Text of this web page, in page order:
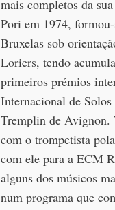
mais completos da
Pori em 1974,
Bruxelas sob
Loriers, tendo
primeiros prémios
Internacional de
Tremplin de Avignon.
com o trompetista
com ele para a ECM
alguns dos músicos
num programa que